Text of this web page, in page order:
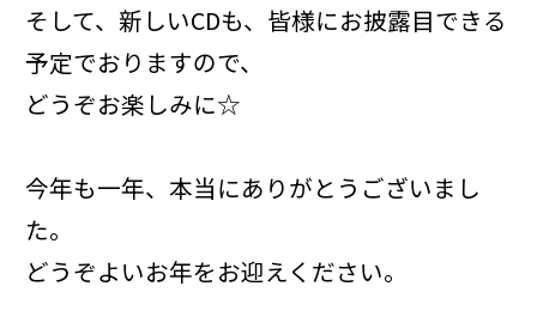
そして、新しいCDも、皆様にお披露目できる
予定でおりますので、
どうぞお楽しみに☆
今年も一年、本当にありがとうございまし
た。
どうぞよいお年をお迎えください。